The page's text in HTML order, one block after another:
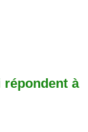
répondent à